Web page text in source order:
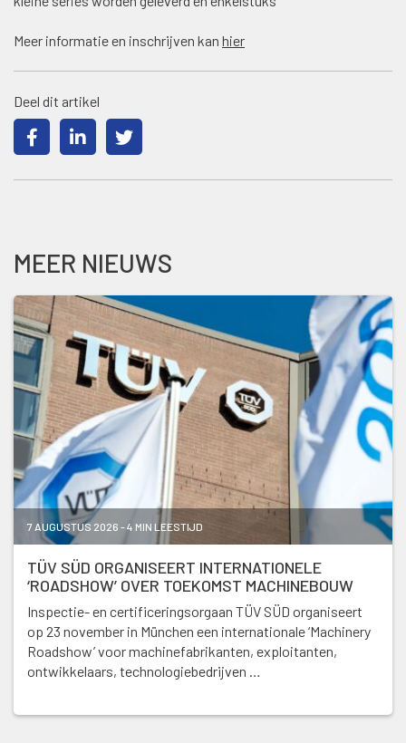
Meer informatie en inschrijven kan hier
Deel dit artikel
MEER NIEUWS
7 AUGUSTUS 2026 - 4 MIN LEESTIJD
TÜV SÜD ORGANISEERT INTERNATIONELE
‘ROADSHOW’ OVER TOEKOMST MACHINEBOUW
Inspectie- en certificeringsorgaan TÜV SÜD organiseert
op 23 november in München een internationale ‘Machinery
Roadshow’ voor machinefabrikanten, exploitanten,
ontwikkelaars, technologiebedrijven …